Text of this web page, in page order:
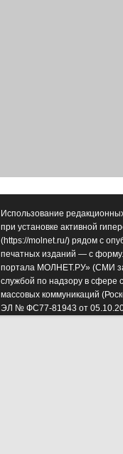
Использование
при установке активной
(https://molnet.ru/) рядом с
печатных изданий — с
портала МОЛНЕТ.РУ» (СМИ
службой по надзору в сфере
массовых коммуникаций
ЭЛ № ФС77-81943 от